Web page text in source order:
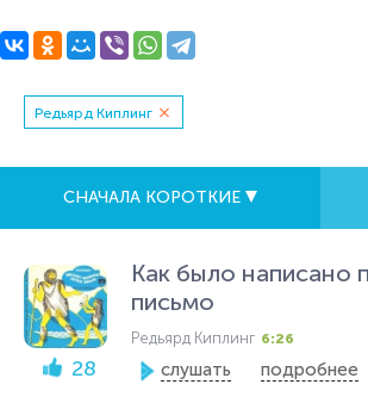
Редьярд Киплинг
СНАЧАЛА КОРОТКИЕ
28
Как было написано
письмо
Редьярд Киплинг 6:26
слушать подробнее